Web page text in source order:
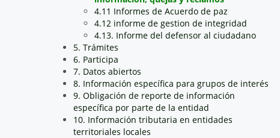
4.11 Informes de Acuerdo de paz
4.12 informe de gestion de integridad
4.13. Informe del defensor al ciudadano
5. Trámites
6. Participa
7. Datos abiertos
8. Información específica para grupos de interés
9. Obligación de reporte de información
específica por parte de la entidad
10. Información tributaria en entidades
territoriales locales